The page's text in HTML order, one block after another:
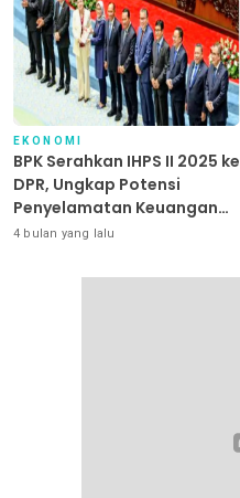
EKONOMI
BPK Serahkan IHPS II 2025 ke
DPR, Ungkap Potensi
Penyelamatan Keuangan
Negara Puluhan Triliun
4 bulan yang lalu